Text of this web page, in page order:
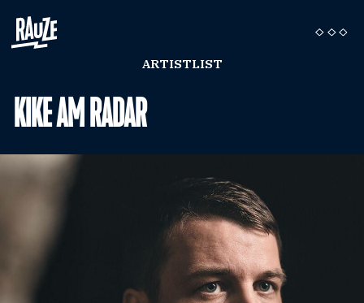
ARTISTLIST
KIKE AM RADAR